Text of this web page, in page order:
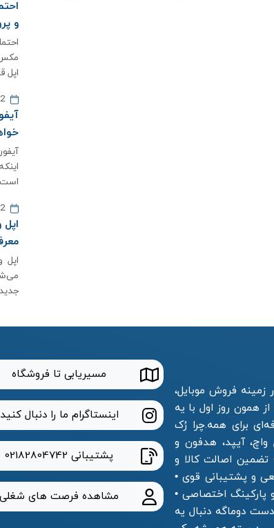
و
اپل
2 مرداد 1405
2 مرداد 1405
زمینه فروش موبایل،
همون روز اول با یه
برای همه.چرا رُک
واچ، آیپد، هدفون و
اصالت کالا و
و پشتیبانی قوی •
پارکینگ اختصاصی •
دوماگه دنبال یه
مسیریابی تا فروشگاه
اینستاگرام ما را دنبال کنید
پشتیبانی 02182804742
مشاهده فرصت های شغلی